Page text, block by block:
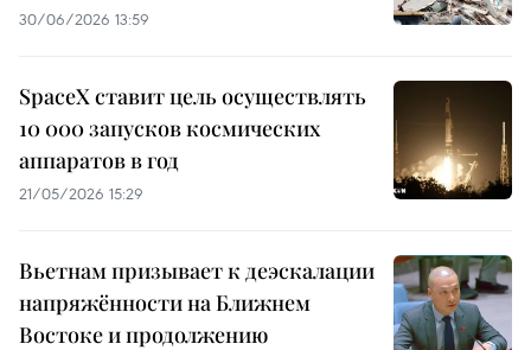
30/06/2026 13:59
SpaceX ставит цель осуществлять
10 000 запусков космических
аппаратов в год
21/05/2026 15:29
Вьетнам призывает к деэскалации
напряжённости на Ближнем
Востоке и продолжению